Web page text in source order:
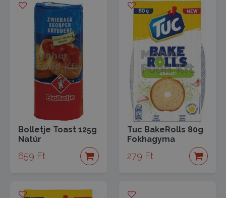
Bolletje Toast 125g
Natúr
659 Ft
Tuc BakeRolls 80g
Fokhagyma
279 Ft